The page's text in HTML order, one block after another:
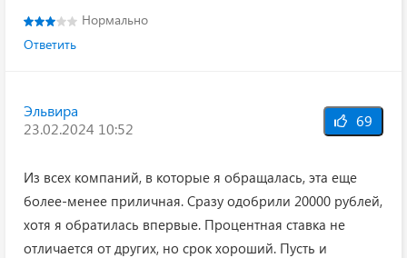
Нормально
Ответить
Эльвира
23.02.2024 10:52
69
Из всех компаний, в которые я обращалась, эта еще
более-менее приличная. Сразу одобрили 20000 рублей,
хотя я обратилась впервые. Процентная ставка не
отличается от других, но срок хороший. Пусть и